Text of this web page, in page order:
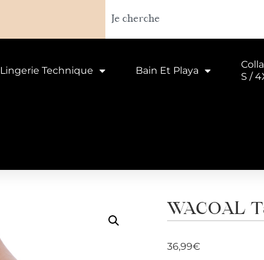
Lingerie Technique Bain Et Playa
S /
WACOAL
36,99€